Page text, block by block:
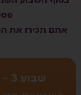
אתם תכירו את
שבוע 3